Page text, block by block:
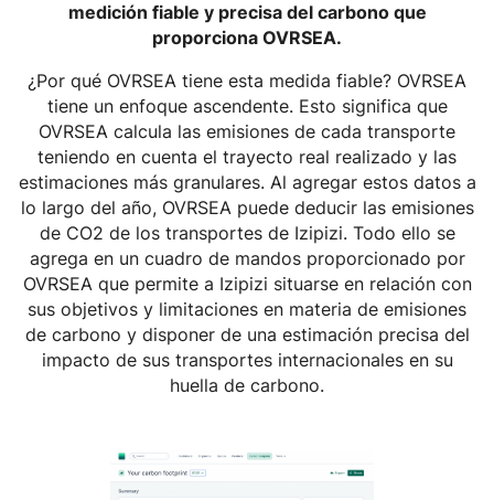
medición fiable y precisa del carbono que
proporciona OVRSEA.
¿Por qué OVRSEA tiene esta medida fiable? OVRSEA
tiene un enfoque ascendente. Esto significa que
OVRSEA calcula las emisiones de cada transporte
teniendo en cuenta el trayecto real realizado y las
estimaciones más granulares. Al agregar estos datos a
lo largo del año, OVRSEA puede deducir las emisiones
de CO2 de los transportes de Izipizi. Todo ello se
agrega en un cuadro de mandos proporcionado por
OVRSEA que permite a Izipizi situarse en relación con
sus objetivos y limitaciones en materia de emisiones
de carbono y disponer de una estimación precisa del
impacto de sus transportes internacionales en su
huella de carbono.